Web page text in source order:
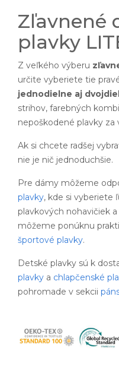
Zľavnené
plavky
Z veľkého výberu
určite vyberiete tie
jednodielne aj
strihov, farebných
nepoškodené plavky
Ak si chcete radšej
nie je nič jednoduchšie.
Pre dámy môžeme
plavky, kde si vyberiete
plavkových nohavičiek
môžeme ponúknu
športové plavky.
Detské plavky sú k
plavky a chlapčenské
pohromade v sekcii